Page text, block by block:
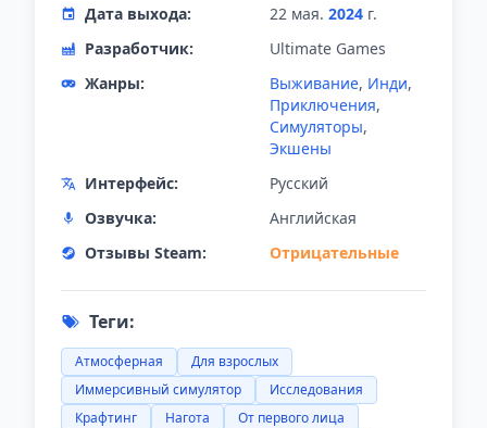
Дата выхода: 22 мая. 2024 г.
Разработчик:
Ultimate Games
Жанры:
Выживание, Инди,
Приключения,
Симуляторы,
Экшены
Интерфейс:
Русский
Озвучка:
Английская
Отзывы Steam:
Отрицательные
Теги:
Атмосферная
Для взрослых
Иммерсивный симулятор
Исследования
Крафтинг
Нагота
От первого лица